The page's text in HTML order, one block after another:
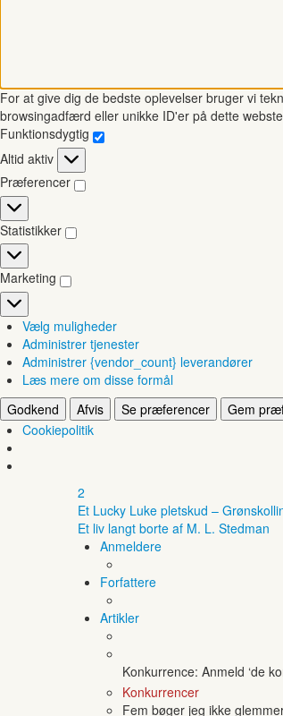
For at give dig de bedste oplevelser bruger vi
browsingadfærd eller unikke ID'er på dette
Funktionsdygtig
Funktionsdygtig
Altid aktiv
Præferencer
Præferencer
Statistikker
Statistikker
Marketing
Marketing
Vælg muligheder
Administrer tjenester
Administrer {vendor_count} leverandører
Læs mere om disse formål
Godkend
Afvis Se præferencer Gem
Cookiepolitik
2
Et Lucky Luke pletskud –
Et liv langt borte af M. L. Stedman
Anmeldere
Forfattere
Artikler
Konkurrence: Anmeld ‘de
Konkurrencer
Fem bøger jeg ikke